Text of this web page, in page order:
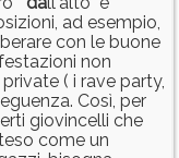
ad esempio,
con le buone
non
( i rave party,
Così, per
giovincelli che
come un